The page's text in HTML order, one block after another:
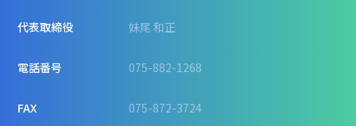
代表取締役 妹尾 和正
電話番号 075-882-1268
FAX 075-872-3724